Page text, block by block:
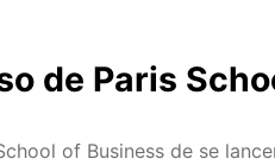
de Paris
of Business de se